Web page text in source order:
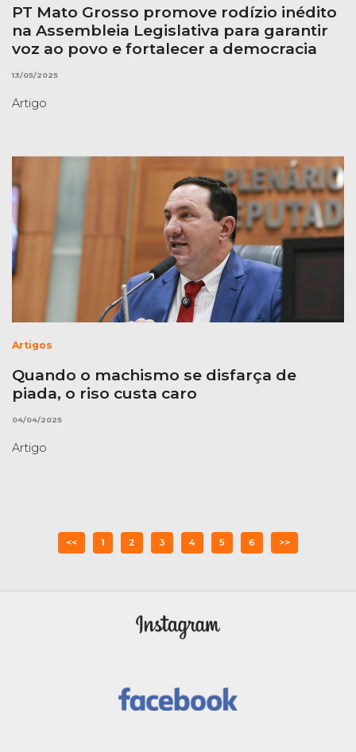
PT Mato Grosso promove rodízio inédito
na Assembleia Legislativa para garantir
voz ao povo e fortalecer a democracia
13/05/2025
Artigo
Artigos
Quando o machismo se disfarça de
piada, o riso custa caro
04/04/2025
Artigo
<< 1 2 3 4 5 6 >>